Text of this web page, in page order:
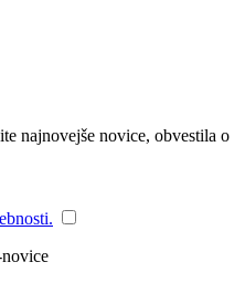
najnovejše novice, obvestila o